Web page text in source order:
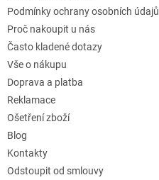
Podmínky ochrany osobních údajů
Proč nakoupit u nás
Často kladené dotazy
Vše o nákupu
Doprava a platba
Reklamace
Ošetření zboží
Blog
Kontakty
Odstoupit od smlouvy